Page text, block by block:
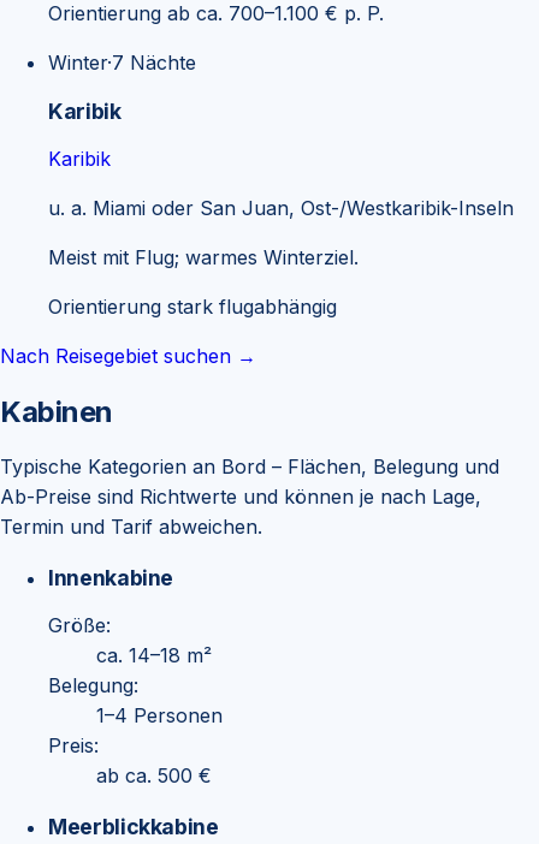
Orientierung ab ca. 700–1.100 € p. P.
Winter·7 Nächte
Karibik
Karibik
u. a. Miami oder San Juan, Ost-/Westkaribik-Inseln
Meist mit Flug; warmes Winterziel.
Orientierung stark flugabhängig
Nach Reisegebiet suchen →
Kabinen
Typische Kategorien an Bord – Flächen, Belegung und
Ab-Preise sind Richtwerte und können je nach Lage,
Termin und Tarif abweichen.
Innenkabine
Größe:
ca. 14–18 m²
Belegung:
1–4 Personen
Preis:
ab ca. 500 €
Meerblickkabine